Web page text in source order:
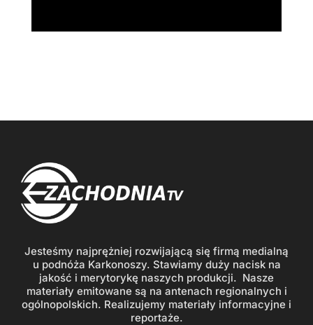
Jesteśmy najprężniej rozwijającą się firmą medialną
u podnóża Karkonoszy. Stawiamy duży nacisk na
jakość i merytorykę naszych produkcji. Nasze
materiały emitowane są na antenach regionalnych i
ogólnopolskich. Realizujemy materiały informacyjne i
reportaże.